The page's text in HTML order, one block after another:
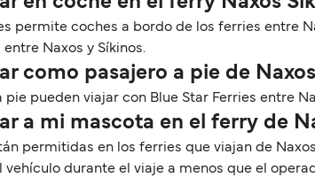
permite coches a bordo de los ferries entre
Naxos y Síkinos.
como pasajero a pie de
pie pueden viajar con Blue Star Ferries entre
a mi mascota en el ferry de
permitidas en los ferries que viajan de
vehículo durante el viaje a menos que el